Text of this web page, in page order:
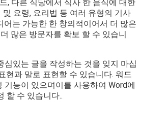
, 다른 식당에서 식사 한 음식에 대한
및 요령, 요리법 등 여러 유형의 기사
어는 가능한 한 창의적이어서 더 많은
많은 방문자를 확보 할 수 있습니
심있는 글을 작성하는 것을 잊지 마십
현과 말로 표현할 수 있습니다. 워드
기능이 있으며이를 사용하여 Word에
할 수 있습니다..